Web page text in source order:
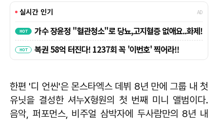
한편 '디 언씬'은 몬스타엑스 데뷔 8년 만에 그룹 내 첫
유닛을 결성한 셔누X형원의 첫 번째 미니 앨범이다.
음악, 퍼포먼스, 비주얼 삼박자에 두사람만의 8년 내